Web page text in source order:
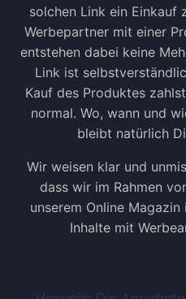
solchen Link ein Einkauf
Werbepartner mit einer
entstehen dabei keine
Link ist
Kauf des Produktes
normal. Wo, wann und
bleibt natürlich
Wir weisen klar und
dass wir im Rahmen
unserem Online
Inhalte mit